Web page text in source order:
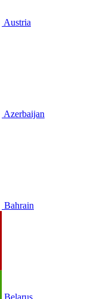
Austria
Azerbaijan
Bahrain
Belarus